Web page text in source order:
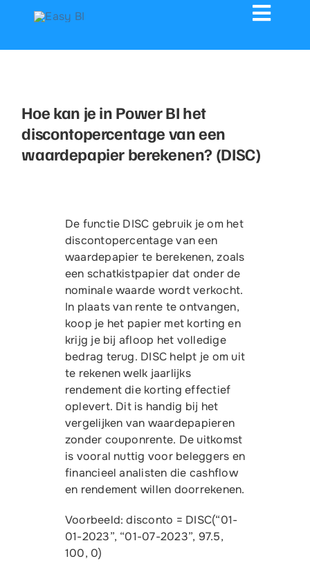
Dashboards
Dashboard delen
Showcases
Contact
Gratis proefversie
Hoe kan je in Power BI het
discontopercentage van een
waardepapier berekenen? (DISC)
De functie DISC gebruik je om het
discontopercentage van een
waardepapier te berekenen, zoals
een schatkistpapier dat onder de
nominale waarde wordt verkocht.
In plaats van rente te ontvangen,
koop je het papier met korting en
krijg je bij afloop het volledige
bedrag terug. DISC helpt je om uit
te rekenen welk jaarlijks
rendement die korting effectief
oplevert. Dit is handig bij het
vergelijken van waardepapieren
zonder couponrente. De uitkomst
is vooral nuttig voor beleggers en
financieel analisten die cashflow
en rendement willen doorrekenen.
Voorbeeld: disconto = DISC(“01-
01-2023”, “01-07-2023”, 97.5,
100, 0)